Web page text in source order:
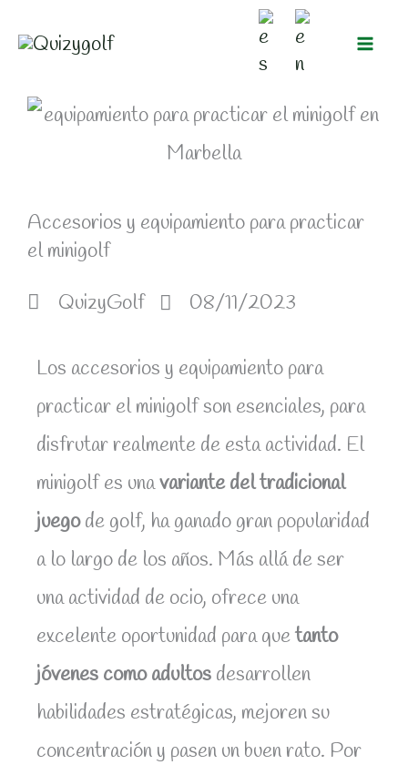
contenido
Accesorios y equipamiento para practicar
el minigolf
QuizyGolf
08/11/2023
Los accesorios y equipamiento para
practicar el minigolf son esenciales, para
disfrutar realmente de esta actividad. El
minigolf es unavariante del tradicional
juegode golf, ha ganado gran popularidad
a lo largo de los años. Más allá de ser
una actividad de ocio, ofrece una
excelente oportunidad para quetanto
jóvenes como adultos desarrollen
habilidades estratégicas, mejoren su
concentración y pasen un buen rato. Por